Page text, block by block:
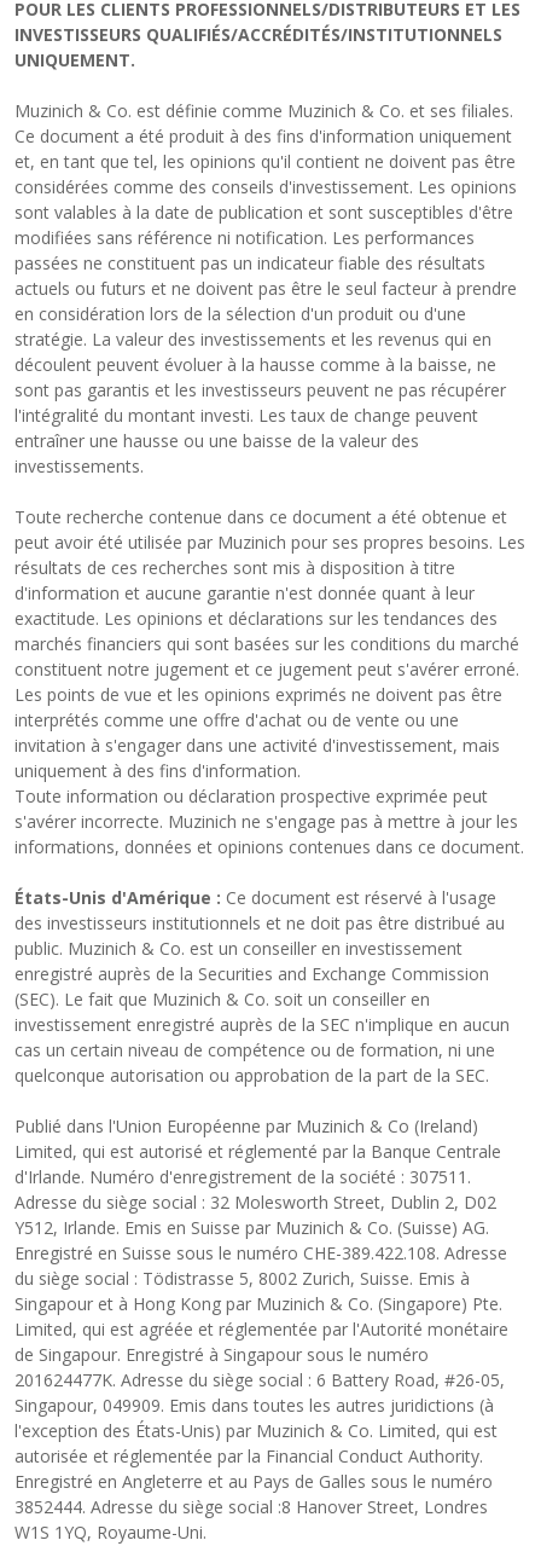
POUR LES CLIENTS PROFESSIONNELS/DISTRIBUTEURS ET LES
INVESTISSEURS QUALIFIÉS/ACCRÉDITÉS/INSTITUTIONNELS
UNIQUEMENT.
Muzinich & Co. est définie comme Muzinich & Co. et ses filiales.
Ce document a été produit à des fins d'information uniquement
et, en tant que tel, les opinions qu'il contient ne doivent pas être
considérées comme des conseils d'investissement. Les opinions
sont valables à la date de publication et sont susceptibles d'être
modifiées sans référence ni notification. Les performances
passées ne constituent pas un indicateur fiable des résultats
actuels ou futurs et ne doivent pas être le seul facteur à prendre
en considération lors de la sélection d'un produit ou d'une
stratégie. La valeur des investissements et les revenus qui en
découlent peuvent évoluer à la hausse comme à la baisse, ne
sont pas garantis et les investisseurs peuvent ne pas récupérer
l'intégralité du montant investi. Les taux de change peuvent
entraîner une hausse ou une baisse de la valeur des
investissements.
Toute recherche contenue dans ce document a été obtenue et
peut avoir été utilisée par Muzinich pour ses propres besoins. Les
résultats de ces recherches sont mis à disposition à titre
d'information et aucune garantie n'est donnée quant à leur
exactitude. Les opinions et déclarations sur les tendances des
marchés financiers qui sont basées sur les conditions du marché
constituent notre jugement et ce jugement peut s'avérer erroné.
Les points de vue et les opinions exprimés ne doivent pas être
interprétés comme une offre d'achat ou de vente ou une
invitation à s'engager dans une activité d'investissement, mais
uniquement à des fins d'information.
Toute information ou déclaration prospective exprimée peut
s'avérer incorrecte. Muzinich ne s'engage pas à mettre à jour les
informations, données et opinions contenues dans ce document.
États-Unis d'Amérique : Ce document est réservé à l'usage
des investisseurs institutionnels et ne doit pas être distribué au
public. Muzinich & Co. est un conseiller en investissement
enregistré auprès de la Securities and Exchange Commission
(SEC). Le fait que Muzinich & Co. soit un conseiller en
investissement enregistré auprès de la SEC n'implique en aucun
cas un certain niveau de compétence ou de formation, ni une
quelconque autorisation ou approbation de la part de la SEC.
Publié dans l'Union Européenne par Muzinich & Co (Ireland)
Limited, qui est autorisé et réglementé par la Banque Centrale
d'Irlande. Numéro d'enregistrement de la société : 307511.
Adresse du siège social : 32 Molesworth Street, Dublin 2, D02
Y512, Irlande. Emis en Suisse par Muzinich & Co. (Suisse) AG.
Enregistré en Suisse sous le numéro CHE-389.422.108. Adresse
du siège social : Tödistrasse 5, 8002 Zurich, Suisse. Emis à
Singapour et à Hong Kong par Muzinich & Co. (Singapore) Pte.
Limited, qui est agréée et réglementée par l'Autorité monétaire
de Singapour. Enregistré à Singapour sous le numéro
201624477K. Adresse du siège social : 6 Battery Road, #26-05,
Singapour, 049909. Emis dans toutes les autres juridictions (à
l'exception des États-Unis) par Muzinich & Co. Limited, qui est
autorisée et réglementée par la Financial Conduct Authority.
Enregistré en Angleterre et au Pays de Galles sous le numéro
3852444. Adresse du siège social :8 Hanover Street, Londres
W1S 1YQ, Royaume-Uni.